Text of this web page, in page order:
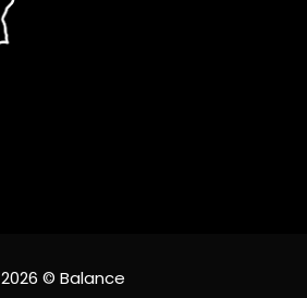
2026 © Balance